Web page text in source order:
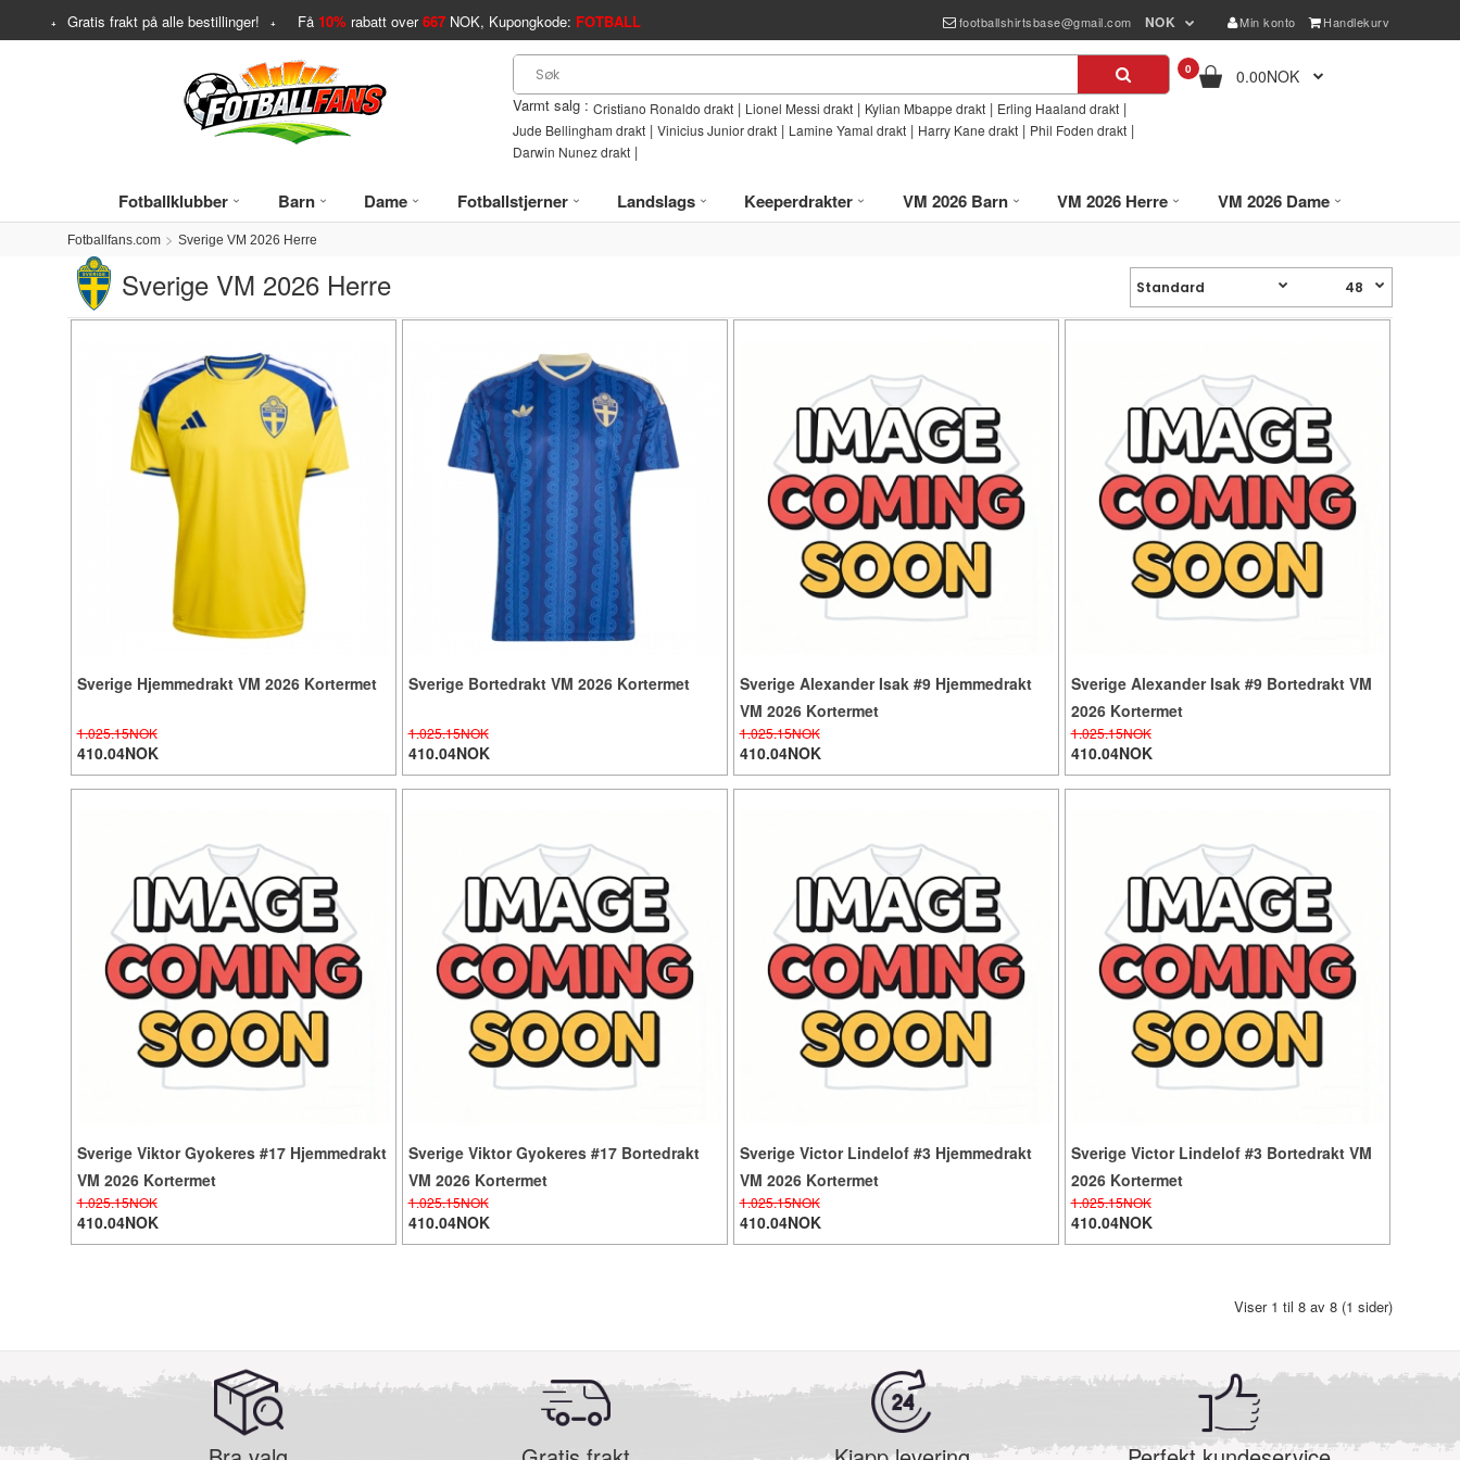
Gratis frakt på alle bestillinger! Få 10% rabatt over667 NOK, Kupongkode: FOTBALL footballshirtsbase@gmail.com NOK Min konto Handlekurv
Varmt salg : Cristiano Ronaldo drakt | Lionel Messi drakt | Kylian Mbappe drakt | Erling Haaland drakt |
Jude Bellingham drakt | Vinicius Junior drakt | Lamine Yamal drakt | Harry Kane drakt | Phil Foden drakt |
Darwin Nunez drakt |
0 0.00NOK
Fotballklubber Barn Dame Fotballstjerner Landslags Keeperdrakter VM 2026 Barn VM 2026 Herre VM 2026 Dame
Fotballfans.com Sverige VM 2026 Herre
Sverige VM 2026 Herre
Sverige Hjemmedrakt VM 2026 Kortermet
1.025.15NOK
410.04NOK
Sverige Bortedrakt VM 2026 Kortermet
1.025.15NOK
410.04NOK
Sverige Alexander Isak #9 Hjemmedrakt
VM 2026 Kortermet
1.025.15NOK
410.04NOK
Sverige Alexander Isak #9 Bortedrakt VM
2026 Kortermet
1.025.15NOK
410.04NOK
Sverige Viktor Gyokeres #17 Hjemmedrakt
VM 2026 Kortermet
1.025.15NOK
410.04NOK
Sverige Viktor Gyokeres #17 Bortedrakt
VM 2026 Kortermet
1.025.15NOK
410.04NOK
Sverige Victor Lindelof #3 Hjemmedrakt
VM 2026 Kortermet
1.025.15NOK
410.04NOK
Sverige Victor Lindelof #3 Bortedrakt VM
2026 Kortermet
1.025.15NOK
410.04NOK
Viser 1 til 8 av 8 (1 sider)